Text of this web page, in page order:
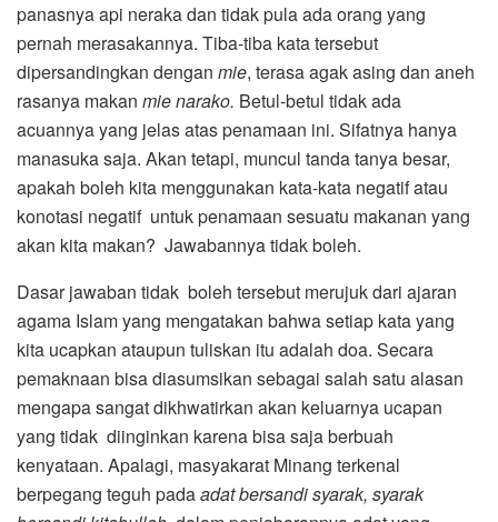
panasnya api neraka dan tidak pula ada orang yang
pernah merasakannya. Tiba-tiba kata tersebut
dipersandingkan dengan mie, terasa agak asing dan aneh
rasanya makan mie narako. Betul-betul tidak ada
acuannya yang jelas atas penamaan ini. Sifatnya hanya
manasuka saja. Akan tetapi, muncul tanda tanya besar,
apakah boleh kita menggunakan kata-kata negatif atau
konotasi negatif untuk penamaan sesuatu makanan yang
akan kita makan? Jawabannya tidak boleh.
Dasar jawaban tidak boleh tersebut merujuk dari ajaran
agama Islam yang mengatakan bahwa setiap kata yang
kita ucapkan ataupun tuliskan itu adalah doa. Secara
pemaknaan bisa diasumsikan sebagai salah satu alasan
mengapa sangat dikhwatirkan akan keluarnya ucapan
yang tidak diinginkan karena bisa saja berbuah
kenyataan. Apalagi, masyakarat Minang terkenal
berpegang teguh padaadat bersandi syarak, syarak